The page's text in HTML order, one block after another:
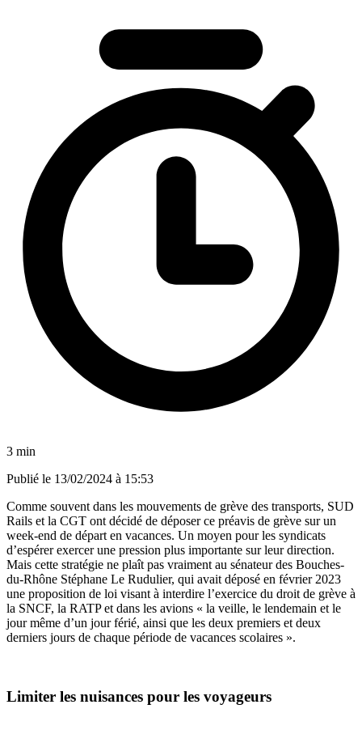
3 min
Publié le 13/02/2024 à 15:53
Comme souvent dans les mouvements de grève des transports, SUD
Rails et la CGT ont décidé de déposer ce préavis de grève sur un
week-end de départ en vacances. Un moyen pour les syndicats
d’espérer exercer une pression plus importante sur leur direction.
Mais cette stratégie ne plaît pas vraiment au sénateur des Bouches-
du-Rhône Stéphane Le Rudulier, qui avait déposé en février 2023
une proposition de loi visant à interdire l’exercice du droit de grève à
la SNCF, la RATP et dans les avions « la veille, le lendemain et le
jour même d’un jour férié, ainsi que les deux premiers et deux
derniers jours de chaque période de vacances scolaires ».
Limiter les nuisances pour les voyageurs